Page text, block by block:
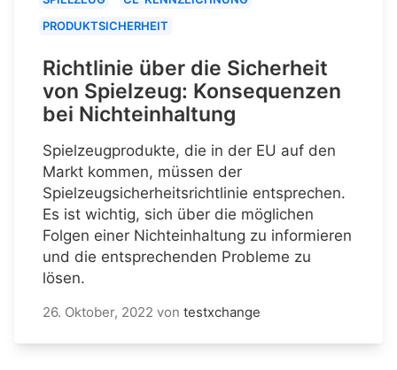
PRODUKTSICHERHEIT
Richtlinie über die Sicherheit
von Spielzeug: Konsequenzen
bei Nichteinhaltung
Spielzeugprodukte, die in der EU auf den
Markt kommen, müssen der
Spielzeugsicherheitsrichtlinie entsprechen.
Es ist wichtig, sich über die möglichen
Folgen einer Nichteinhaltung zu informieren
und die entsprechenden Probleme zu
lösen.
26. Oktober, 2022 von testxchange